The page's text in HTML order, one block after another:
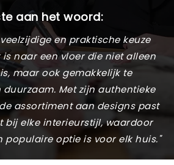
aan het woord:
en praktische keuze
is naar een vloer die niet alleen
maar ook gemakkelijk te
Met zijn authentieke
assortiment aan designs past
bij elke interieurstijl, waardoor
populaire optie is voor elk huis."